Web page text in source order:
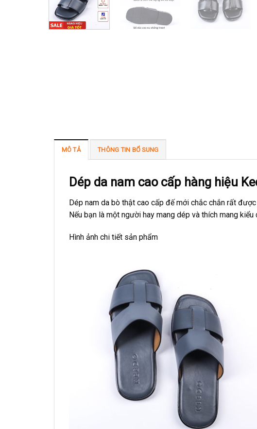
MÔ TẢ THÔNG TIN BỔ SUNG
Dép da nam cao cấp hàng hiệu
Dép nam da bò thật cao cấp đế mới chắc chắn rất
Nếu bạn là một người hay mang dép và thích mang
Hình ảnh chi tiết sản phẩm